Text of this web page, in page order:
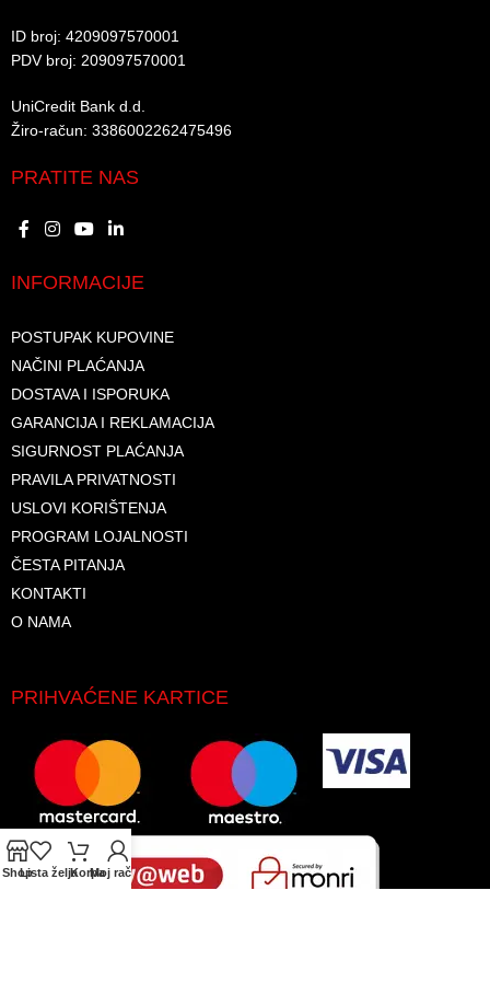
ID broj: 4209097570001​
PDV broj: 209097570001 ​
UniCredit Bank d.d.​
Žiro-račun: 3386002262475496​​
PRATITE NAS
INFORMACIJE
POSTUPAK KUPOVINE
NAČINI PLAĆANJA
DOSTAVA I ISPORUKA
GARANCIJA I REKLAMACIJA
SIGURNOST PLAĆANJA
PRAVILA PRIVATNOSTI
USLOVI KORIŠTENJA
PROGRAM LOJALNOSTI
ČESTA PITANJA
KONTAKTI
O NAMA
PRIHVAĆENE KARTICE
ShopLista željaKorpaMoj račun